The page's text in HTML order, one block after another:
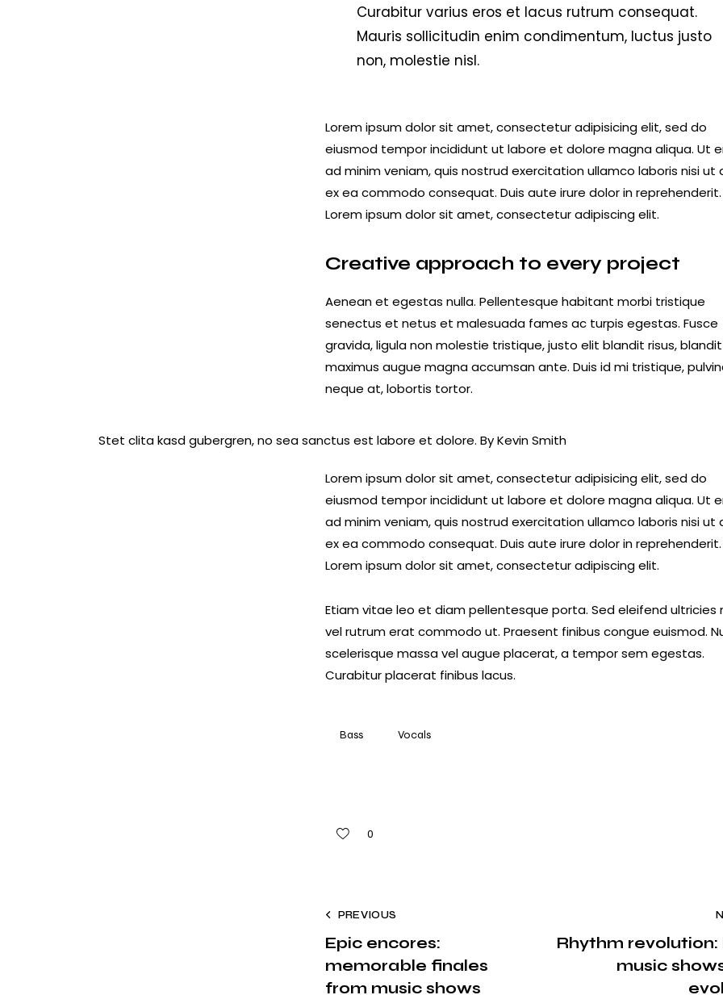
Curabitur varius eros et lacus rutrum consequat.
Mauris sollicitudin enim condimentum, luctus justo
non, molestie nisl.
Lorem ipsum dolor sit amet, consectetur adipisicing elit, sed do
eiusmod tempor incididunt ut labore et dolore magna aliqua. Ut
ad minim veniam, quis nostrud exercitation ullamco laboris nisi ut
ex ea commodo consequat. Duis aute irure dolor in reprehenderit.
Lorem ipsum dolor sit amet, consectetur adipiscing elit.
Creative approach to every project
Aenean et egestas nulla. Pellentesque habitant morbi tristique
senectus et netus et malesuada fames ac turpis egestas. Fusce
gravida, ligula non molestie tristique, justo elit blandit risus, blandit
maximus augue magna accumsan ante. Duis id mi tristique,
neque at, lobortis tortor.
Stet clita kasd gubergren, no sea sanctus est labore et dolore. ByKevin Smith
Lorem ipsum dolor sit amet, consectetur adipisicing elit, sed do
eiusmod tempor incididunt ut labore et dolore magna aliqua. Ut
ad minim veniam, quis nostrud exercitation ullamco laboris nisi ut
ex ea commodo consequat. Duis aute irure dolor in reprehenderit.
Lorem ipsum dolor sit amet, consectetur adipiscing elit.
Etiam vitae leo et diam pellentesque porta. Sed eleifend ultricies
vel rutrum erat commodo ut. Praesent finibus congue euismod.
scelerisque massa vel augue placerat, a tempor sem egestas.
Curabitur placerat finibus lacus.
Bass Vocals
0
PREVIOUS
Epic encores:
memorable finales
from music shows
Rhythm revolution:
music